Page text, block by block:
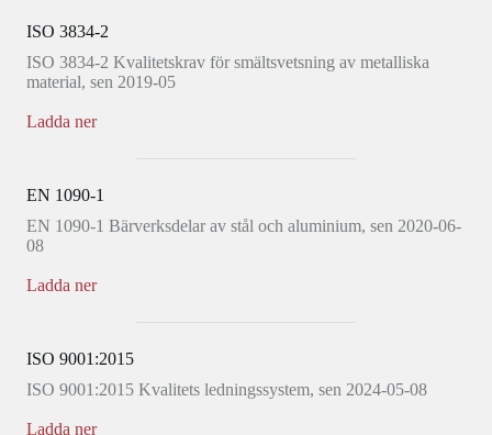
ISO 3834-2
ISO 3834-2 Kvalitetskrav för smältsvetsning av metalliska
material, sen 2019-05
Ladda ner
EN 1090-1
EN 1090-1 Bärverksdelar av stål och aluminium, sen 2020-06-
08
Ladda ner
ISO 9001:2015
ISO 9001:2015 Kvalitets ledningssystem, sen 2024-05-08
Ladda ner